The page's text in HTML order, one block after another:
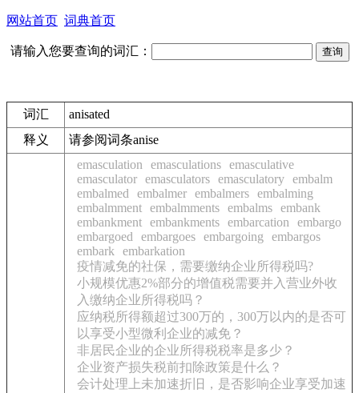
网站首页 词典首页
请输入您要查询的词汇：
词汇
anisated
释义
请参阅词条anise
emasculation emasculations emasculative
emasculator emasculators emasculatory embalm
embalmed
embalmer embalmers embalming
embalmment embalmments embalms embank
embankment embankments embarcation
embargo
embargoed
embargoes embargoing
embargos
embark
embarkation
疫情减免的社保，需要缴纳企业所得税吗?
小规模优惠2%部分的增值税需要并入营业外收
入缴纳企业所得税吗？
应纳税所得额超过300万的，300万以内的是否可
以享受小型微利企业的减免？
非居民企业的企业所得税税率是多少？
企业资产损失税前扣除政策是什么？
会计处理上未加速折旧，是否影响企业享受加速